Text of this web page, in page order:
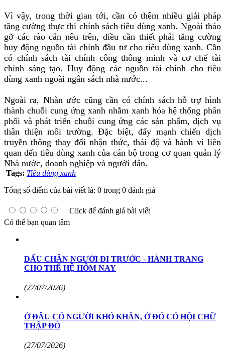
Vì vậy, trong thời gian tới, cần có thêm nhiều giải pháp
tăng cường thực thi chính sách tiêu dùng xanh. Ngoài tháo
gỡ các rào cản nêu trên, điều cần thiết phải tăng cường
huy động nguồn tài chính đầu tư cho tiêu dùng xanh. Cần
có chính sách tài chính công thông minh và cơ chế tài
chính sáng tạo. Huy động các nguồn tài chính cho tiêu
dùng xanh ngoài ngân sách nhà nước...
Ngoài ra, Nhàn ước cũng cần có chính sách hỗ trợ hình
thành chuỗi cung ứng xanh nhằm xanh hóa hệ thống phân
phối và phát triển chuỗi cung ứng các sản phẩm, dịch vụ
thân thiện môi trường. Đặc biệt, đẩy mạnh chiến dịch
truyền thông thay đổi nhận thức, thái độ và hành vi liên
quan đến tiêu dùng xanh của cán bộ trong cơ quan quản lý
Nhà nước, doanh nghiệp và người dân.
Tags: Tiêu dùng xanh
Tổng số điểm của bài viết là: 0 trong 0 đánh giá
Click để đánh giá bài viết
Có thể bạn quan tâm
DẤU CHÂN NGƯỜI ĐI TRƯỚC - HÀNH TRANG
CHO THẾ HỆ HÔM NAY
(27/07/2026)
Ở ĐÂU CÓ NGƯỜI KHÓ KHĂN, Ở ĐÓ CÓ HỘI CHỮ
THẬP ĐỎ
(27/07/2026)